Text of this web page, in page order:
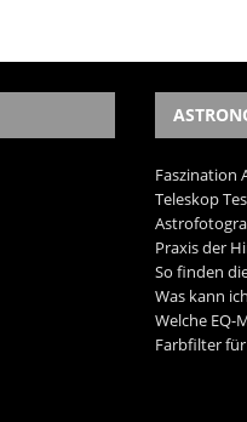
Faszination
Teleskop
Praxis der
So finden
Was kann
Welche EQ-
Farbfilter